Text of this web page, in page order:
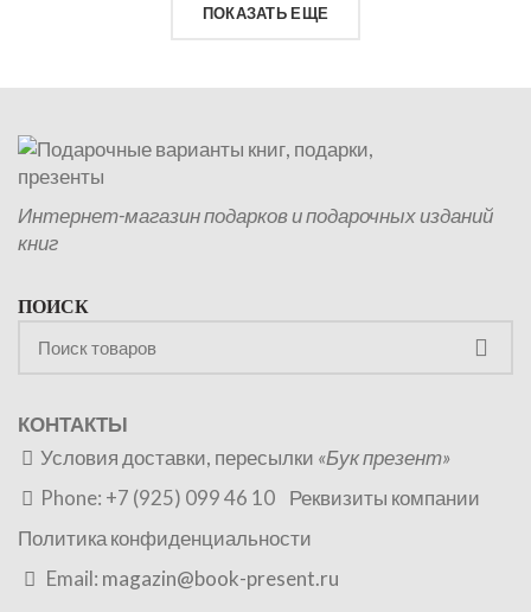
ПОКАЗАТЬ ЕЩЕ
Интернет-магазин подарков и подарочных изданий
книг
ПОИСК
КОНТАКТЫ
Условия доставки, пересылки «Бук презент»
Phone: +7 (925) 099 46 10 Реквизиты компании
Политика конфиденциальности
Email: magazin@book-present.ru